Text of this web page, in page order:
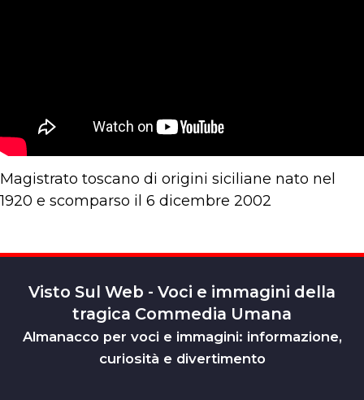
Magistrato toscano di origini siciliane nato nel
1920 e scomparso il 6 dicembre 2002
Visto Sul Web - Voci e immagini della
tragica Commedia Umana
Almanacco per voci e immagini: informazione,
curiosità e divertimento